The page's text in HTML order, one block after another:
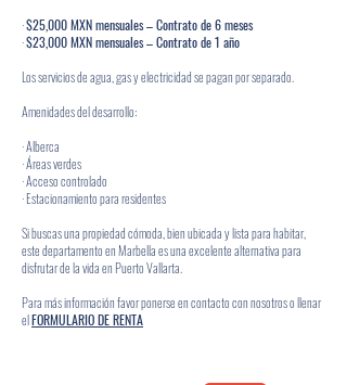
·$25,000 MXN mensuales – Contrato de 6 meses
·$23,000 MXN mensuales – Contrato de 1 año
Los servicios de agua, gas y electricidad se pagan por separado.
Amenidades del desarrollo:
· Alberca
· Áreas verdes
· Acceso controlado
· Estacionamiento para residentes
Si buscas una propiedad cómoda, bien ubicada y lista para habitar,
este departamento en Marbella es una excelente alternativa para
disfrutar de la vida en Puerto Vallarta.
Para más información favor ponerse en contacto con nosotros o llenar
elFORMULARIO DE RENTA